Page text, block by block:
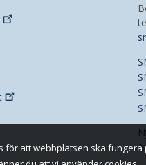
för att webbplatsen ska fungera